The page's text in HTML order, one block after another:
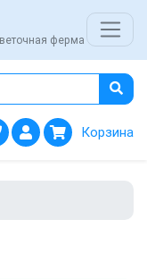
ферма
Корзина